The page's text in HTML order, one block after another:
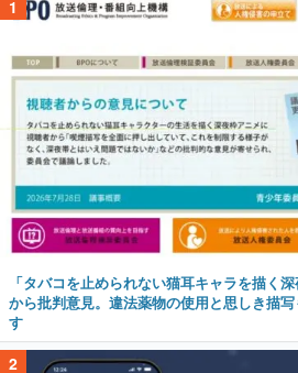
1
「タバコを止められない猫耳キャラを描く
から批判意見。違法薬物の使用と思しき描
す
2